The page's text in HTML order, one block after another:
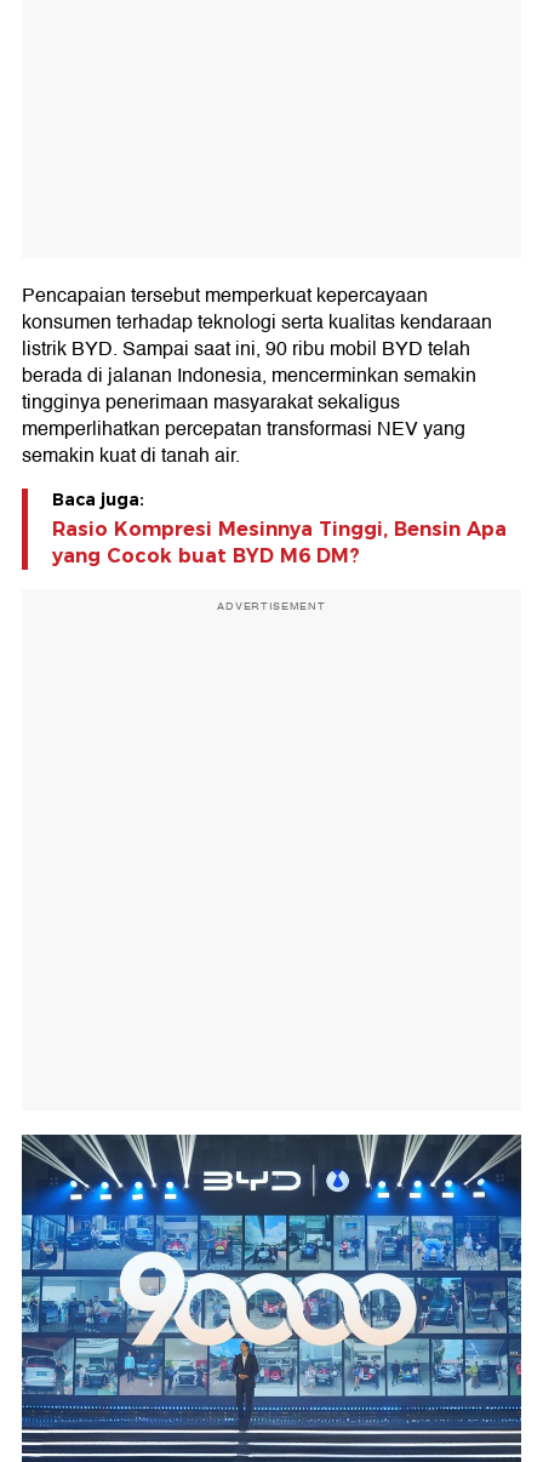
Pencapaian tersebut memperkuat kepercayaan
konsumen terhadap teknologi serta kualitas kendaraan
listrik BYD. Sampai saat ini, 90 ribu mobil BYD telah
berada di jalanan Indonesia, mencerminkan semakin
tingginya penerimaan masyarakat sekaligus
memperlihatkan percepatan transformasi NEV yang
semakin kuat di tanah air.
Baca juga:
Rasio Kompresi Mesinnya Tinggi, Bensin Apa
yang Cocok buat BYD M6 DM?
ADVERTISEMENT